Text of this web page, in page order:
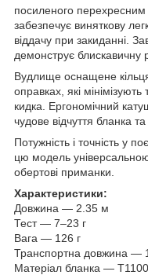
посиленого
забезпечує виняткову
віддачу при закиданні.
демонструє блискавичну
Вудлище оснащене
оправках, які
кидка. Ергономічний
чудове відчуття бланка
Потужність і точність у
цю модель
обертові приманки.
Характеристики:
Довжина — 2.35 м
Тест — 7–23 г
Вага — 126 г
Транспортна довжина —
Матеріал бланка —